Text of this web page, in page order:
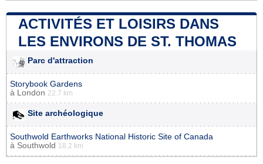
ACTIVITÉS ET LOISIRS DANS
LES ENVIRONS DE ST. THOMAS
Parc d'attraction
Storybook Gardens
à London 22.7 km
Site archéologique
Southwold Earthworks National Historic Site of Canada
à Southwold 18.2 km